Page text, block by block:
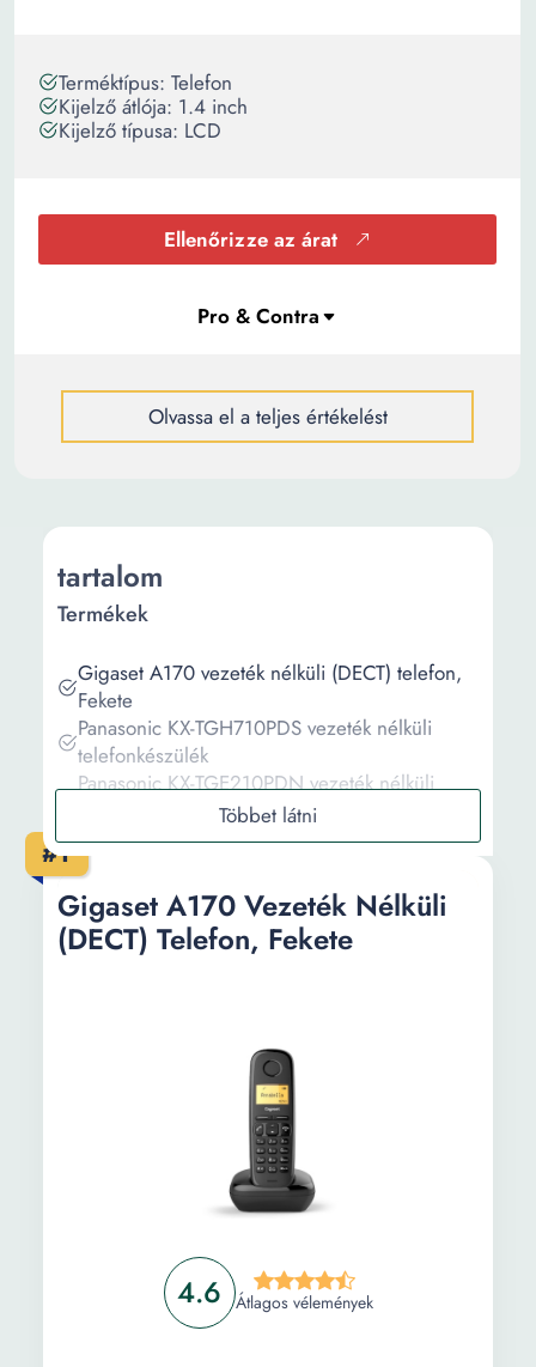
Terméktípus: Telefon
Kijelző átlója: 1.4 inch
Kijelző típusa: LCD
Ellenőrizze az árat
Olvassa el a teljes értékelést
#1
4.6 Átlagos vélemények
Gigaset A170 Vezeték Nélküli
(DECT) Telefon, Fekete
tartalom
Termékek
Gigaset A170 vezeték nélküli (DECT) telefon,
Fekete
Panasonic KX-TGH710PDS vezeték nélküli
telefonkészülék
Panasonic KX-TGE210PDN vezeték nélküli
Panasonic KX-TG1611HGH vezeték nélküli
telefon, LCD, Fekete
Gigaset DECT A116 Vezeték nélküli telefon,
Fekete